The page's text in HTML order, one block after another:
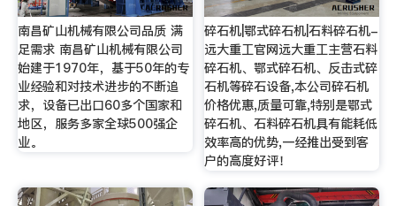
南昌矿山机械有限公司品质 满
足需求 南昌矿山机械有限公司
始建于1970年，基于50年的专
业经验和对技术进步的不断追
求，设备已出口60多个国家和
地区，服务多家全球500强企
业。
碎石机|鄂式碎石机|石料碎石机-
远大重工官网远大重工主营石料
碎石机、鄂式碎石机、反击式碎
石机等碎石设备,本公司碎石机
价格优惠,质量可靠,特别是鄂式
碎石机、石料碎石机具有能耗低
效率高的优势,一经推出受到客
户的高度好评！